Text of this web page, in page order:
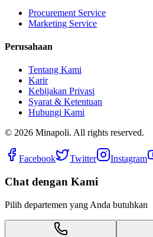
Procurement Service
Marketing Service
Perusahaan
Tentang Kami
Karir
Kebijakan Privasi
Syarat & Ketentuan
Hubungi Kami
© 2026 Minapoli. All rights reserved.
Facebook Twitter Instagram
Chat dengan Kami
Pilih departemen yang Anda butuhkan